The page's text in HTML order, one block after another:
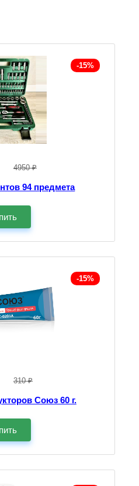
-15%
4950 ₽
94 предмета
-15%
310 ₽
Союз 60 г.